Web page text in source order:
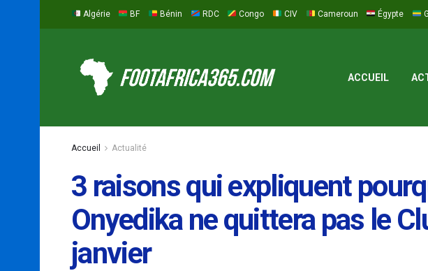
Algérie BF Bénin RDC Congo CIV Cameroun Égypte
ACCUEIL
Accueil Actualité
3 raisons qui expliquent
Onyedika ne quittera pas le
janvier